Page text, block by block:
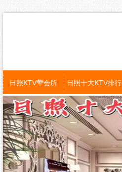
日照KTV荤会所 日照十大KTV排行